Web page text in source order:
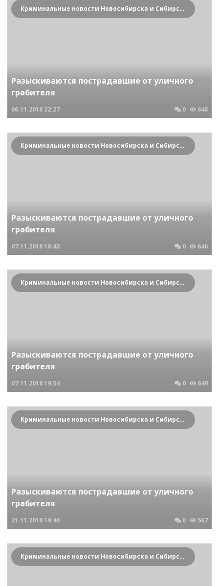
Криминальные новости Новосибирска и Сибирского региона
Разыскиваются пострадавшие от уличного
грабителя
06.11.2018 22:27 0 648
Криминальные новости Новосибирска и Сибирского региона
Разыскиваются пострадавшие от уличного
грабителя
07.11.201818:43 0 646
Криминальные новости Новосибирска и Сибирского региона
Разыскиваются пострадавшие от уличного
грабителя
07.11.201819:54 0 649
Криминальные новости Новосибирска и Сибирского региона
Разыскиваются пострадавшие от уличного
грабителя
21.11.201819:40 0 567
Криминальные новости Новосибирска и Сибирского региона